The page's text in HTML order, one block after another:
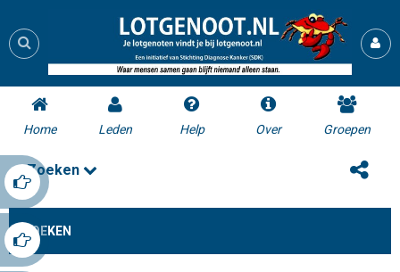
Home Leden Help Over Groepen
Zoeken
ZOEKEN